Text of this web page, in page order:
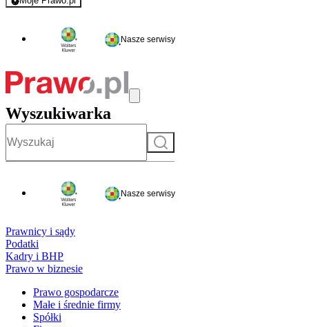
- rejestracja i logowanie do serwisu
Nasze serwisy
Wyszukiwarka
Szukaj
Nasze serwisy
Prawnicy i sądy
Podatki
Kadry i BHP
Prawo w biznesie
Prawo gospodarcze
Małe i średnie firmy
Spółki